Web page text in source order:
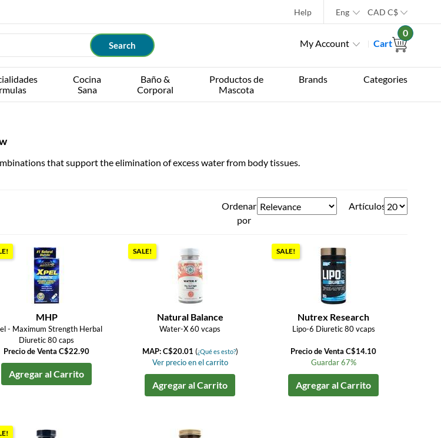
Help Eng CAD C$
My Account Cart
0
Cocina
Sana
Baño &
Corporal
Productos de
Mascota
Brands Categories
that support the elimination of excess water from body tissues.
Ordenar
por
Artículos
MHP
- Maximum Strength Herbal
Diuretic 80 caps
Precio de Venta C$22.90
Agregar al Carrito
SALE!
Natural Balance
Water-X 60 vcaps
MAP: C$20.01 (¿Qué es esto?)
Ver precio en el carrito
Agregar al Carrito
SALE!
Nutrex Research
Lipo-6 Diuretic 80 vcaps
Precio de Venta C$14.10
Guardar 67%
Agregar al Carrito